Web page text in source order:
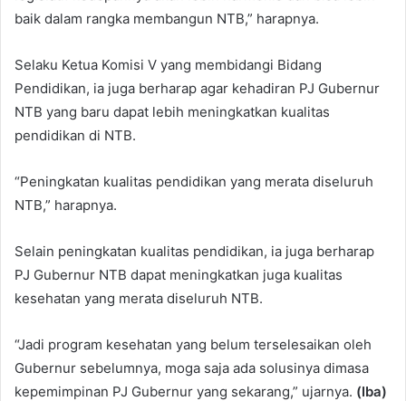
baik dalam rangka membangun NTB,” harapnya.
Selaku Ketua Komisi V yang membidangi Bidang
Pendidikan, ia juga berharap agar kehadiran PJ Gubernur
NTB yang baru dapat lebih meningkatkan kualitas
pendidikan di NTB.
“Peningkatan kualitas pendidikan yang merata diseluruh
NTB,” harapnya.
Selain peningkatan kualitas pendidikan, ia juga berharap
PJ Gubernur NTB dapat meningkatkan juga kualitas
kesehatan yang merata diseluruh NTB.
“Jadi program kesehatan yang belum terselesaikan oleh
Gubernur sebelumnya, moga saja ada solusinya dimasa
kepemimpinan PJ Gubernur yang sekarang,” ujarnya. (Iba)